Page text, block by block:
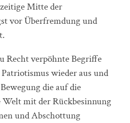
Mitte der
vor Überfremdung und
Recht verpöhnte Begriffe
wieder aus und
die auf die
mit der Rückbesinnung
und Abschottung